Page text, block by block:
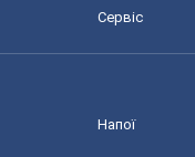
Сервіс
Напої